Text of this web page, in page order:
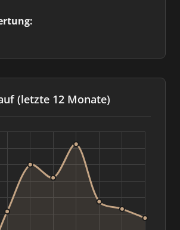
(letzte 12 Monate)